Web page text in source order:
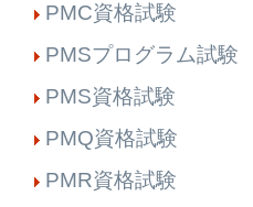
PMC資格試験
PMSプログラム試験
PMS資格試験
PMQ資格試験
PMR資格試験